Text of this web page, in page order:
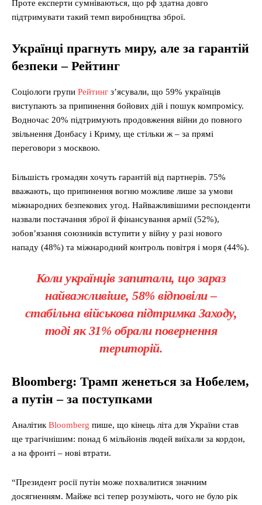
Проте експерти сумніваються, що рф здатна довго
підтримувати такий темп виробництва зброї.
Українці прагнуть миру, але за гарантій
безпеки – Рейтинг
Соціологи групи Рейтинг з’ясували, що 59% українців
виступають за припинення бойових дій і пошук компромісу.
Водночас 20% підтримують продовження війни до повного
звільнення Донбасу і Криму, ще стільки ж – за прямі
переговори з москвою.
Більшість громадян хочуть гарантій від партнерів. 75%
вважають, що припинення вогню можливе лише за умови
міжнародних безпекових угод. Найважливішими респонденти
назвали постачання зброї й фінансування армії (52%),
зобов’язання союзників вступити у війну у разі нового
нападу (48%) та міжнародний контроль повітря і моря (44%).
Коли українців запитали, що зараз
найважливіше, 58% відповіли –
стабільна військова підтримка Заходу,
тоді як 31% обрали повернення
територій.
Bloomberg: Трамп женеться за Нобелем,
а путін – за поступками
АналітикBloomberg пише, що кінець літа для України став
ще трагічнішим: понад 6 мільйонів людей виїхали за кордон,
а на фронті – нові втрати.
“Президент росії путін може похвалитися значним
досягненням. Майже всі тепер розуміють, чого не було рік